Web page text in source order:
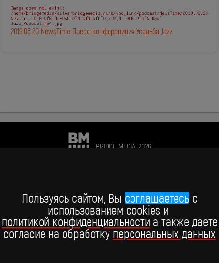
Пользуясь сайтом, Вы соглашаетесьc
использованием cookies и
политикой конфиденциальности а также даете
согласие на обработкуперсональных данных
2019.06.20 NewsTime Пресс-конферениция Усадьба Jazz
BRIDGE MEDIA, 2026
Telegram BRIDGE MEDIA
Telegram BABY TIME
ВКонтакте